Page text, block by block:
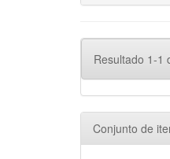
Resultado 1-1
Conjunto de